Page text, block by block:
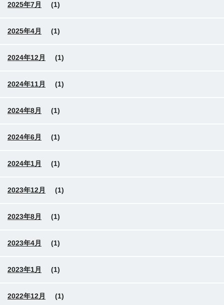
2025年7月 (1)
2025年4月 (1)
2024年12月 (1)
2024年11月 (1)
2024年8月 (1)
2024年6月 (1)
2024年1月 (1)
2023年12月 (1)
2023年8月 (1)
2023年4月 (1)
2023年1月 (1)
2022年12月 (1)